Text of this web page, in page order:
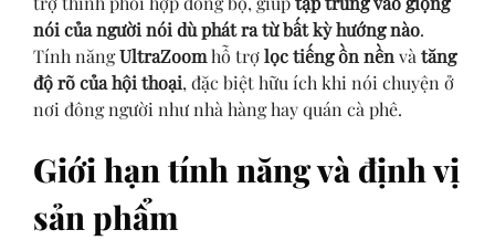
nói của người nói dù phát ra từ bất kỳ hướng nào.
Tính năngUltraZoomhỗ trợlọc tiếng ồn nềnvàtăng
độ rõ của hội thoại, đặc biệt hữu ích khi nói chuyện ở
nơi đông người như nhà hàng hay quán cà phê.
Giới hạn tính năng và định vị
sản phẩm